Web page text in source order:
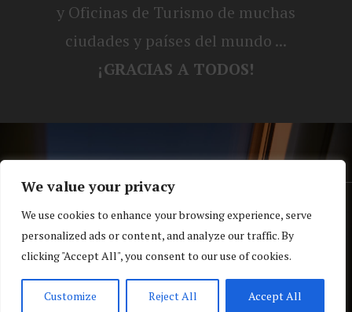
We value your privacy
We use cookies to enhance your browsing experience, serve
personalized ads or content, and analyze our traffic. By
clicking "Accept All", you consent to our use of cookies.
Customize Reject All Accept All
y Oficinas de Turismo de muchas
ciudades y países del mundo ...
¡GRACIAS A TODOS!
® Blog personal de Alex, Nerea, Turbo y
Koko |Política de privacidad y cookies
Top